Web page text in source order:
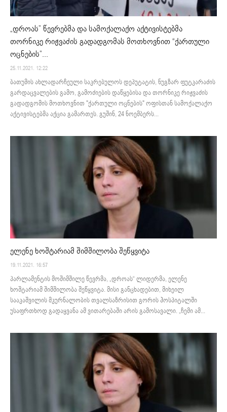
„დროას” წევრებმა და სამოქალაქო აქტივისტებმა
თორნიკე რიჟვაძის გადადგომას მოთხოვნით “ქართული
ოცნების”...
25.11.2021. 12:22
ბათუმის ახლადარჩეული საკრებულოს დეპუტატის, ნუგზარ ფუტკარაძის
გარდაცვალების გამო, გამოძიების დაწყებისა და თორნიკე რიჟვაძის
გადადგომის მოთხოვნით "ქართული ოცნების" ოფისთან სამოქალაქო
აქტივისტებმა აქცია გამართეს. გუშინ, 24 ნოემბერს...
ელენე ხოშტარიამ შიმშილობა შეწყვიტა
19.11.2021. 16:57
პარლამენტის მოშიმშილე წევრმა, „დროას“ ლიდერმა, ელენე
ხოშტარიამ შიმშილობა შეწყვიტა. მისი განცხადებით, მიხეილ
სააკაშვილის მკურნალობის თვალსაზრისით გორის ჰოსპიტალში
უსაფრთხოდ გადაყვანა ამ ვითარებაში არის გამოსავალი. „ჩემი ამ...